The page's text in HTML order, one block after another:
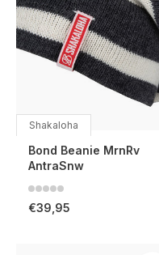
Shakaloha
Bond Beanie MrnRv
AntraSnw
€39,95